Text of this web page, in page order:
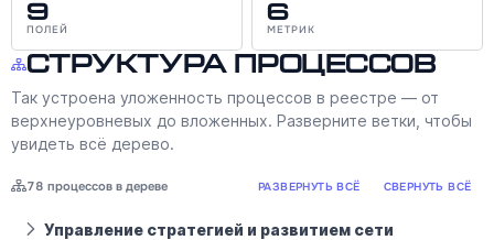
9
ПОЛЕЙ
6
МЕТРИК
Структура процессов
Так устроена уложенность процессов в реестре — от
верхнеуровневых до вложенных. Разверните ветки, чтобы
увидеть всё дерево.
78 процессов в дереве РАЗВЕРНУТЬ ВСЁ СВЕРНУТЬ ВСЁ
Управление стратегией и развитием сети